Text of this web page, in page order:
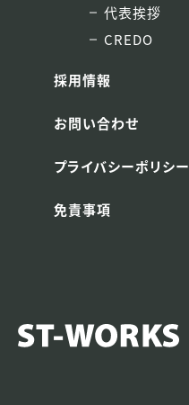
代表挨拶
CREDO
採用情報
お問い合わせ
プライバシーポリシー
免責事項